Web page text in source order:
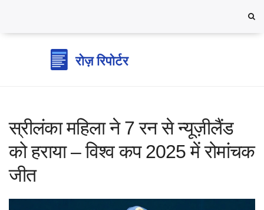
स्रीलंका महिला ने 7 रन से न्यूज़ीलैंड
को हराया – विश्व कप 2025 में रोमांचक
जीत